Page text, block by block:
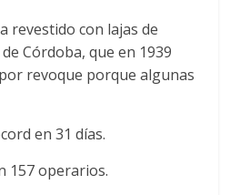
revestido con lajas de
Córdoba, que en 1939
revoque porque algunas
en 31 días.
157 operarios.